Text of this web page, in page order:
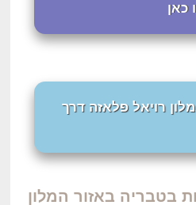
רויאל פלאזה דרך
בטבריה באזור המלון